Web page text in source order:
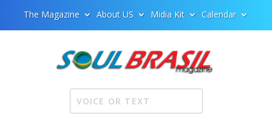
The Magazine About US Midia Kit Calendar